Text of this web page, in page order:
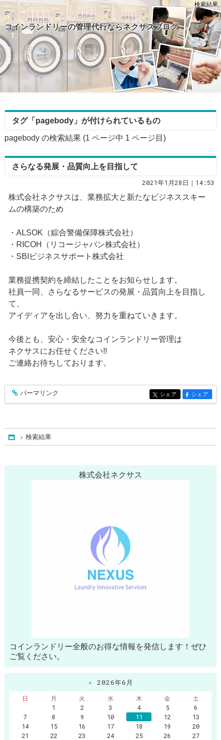
検索結果
コインランドリーの管理代行ならネクサスブログ
タグ「pagebody」が付けられているもの
pagebody の検索結果 (1 ページ中 1 ページ目)
さらなる発展・品質向上を目指して
2021年1月28日｜14:53
株式会社ネクサスは、業務拡大と新たなビジネススキー
ムの構築のため
・ALSOK（綜合警備保障株式会社）
・RICOH（リコージャパン株式会社）
・SBIビジネスサポート株式会社
業務提携契約を締結したことをお知らせします。
社員一同、さらなるサービスの発展・品質向上を目指し
て、
アイディアを出し合い、努力を重ねていきます。
今後とも、安心・安全なコインランドリー管理は
ネクサスにお任せください!!
ご連絡お待ちしております。
entry159
パーマリンク entry159
シェア entry159
シェア
Home
検索結果
株式会社ネクサス
コインランドリー全般のお得な情報を発信します！ぜひ
ご覧ください。
« 2026年6月
日
月 火 水 木 金
土
1
2 3 4 5
6
7
8 9 10 11 12
13
14
15 16 17 18 19
20
21
22 23 24 25 26
27